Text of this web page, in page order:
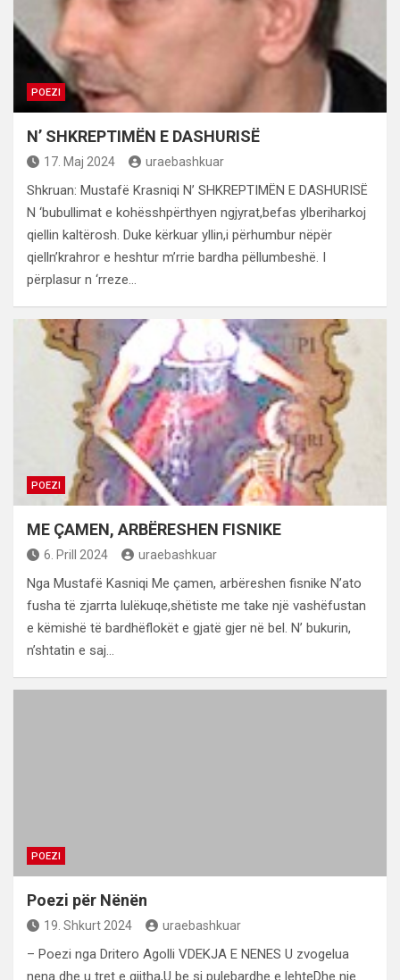
POEZI
N’ SHKREPTIMËN E DASHURISË
17. Maj 2024 uraebashkuar
Shkruan: Mustafë Krasniqi N’ SHKREPTIMËN E DASHURISË
N ‘bubullimat e kohësshpërthyen ngjyrat,befas ylberiharkoj
qiellin kaltërosh. Duke kërkuar yllin,i përhumbur nëpër
qielln’krahror e heshtur m’rrie bardha pëllumbeshë. I
përplasur n ‘rreze…
POEZI
ME ÇAMEN, ARBËRESHEN FISNIKE
6. Prill 2024 uraebashkuar
Nga Mustafë Kasniqi Me çamen, arbëreshen fisnike N’ato
fusha të zjarrta lulëkuqe,shëtiste me take një vashëfustan
e këmishë të bardhëflokët e gjatë gjer në bel. N’ bukurin,
n’shtatin e saj…
POEZI
Poezi për Nënën
19. Shkurt 2024 uraebashkuar
– Poezi nga Dritero Agolli VDEKJA E NENES U zvogelua
nena dhe u tret e gjitha,U be si pulebardhe e lehteDhe nje